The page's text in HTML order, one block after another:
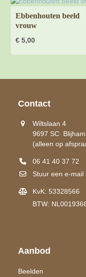
Ebbenhouten beeld
vrouw
€ 5,00
Contact
Wiltslaan 4
9697 SC Blijham
(alleen op
06 41 40 37 72
Stuur een e-mail
KvK: 53328566
BTW:
Aanbod
Beelden